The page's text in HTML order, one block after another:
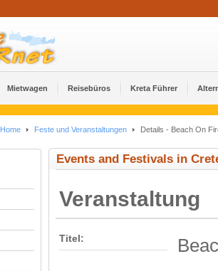
Mietwagen Reisebüros Kreta Führer
Home Feste und Veranstaltungen Details - Beach On
Events and Festivals in
Veranstaltung
Titel: